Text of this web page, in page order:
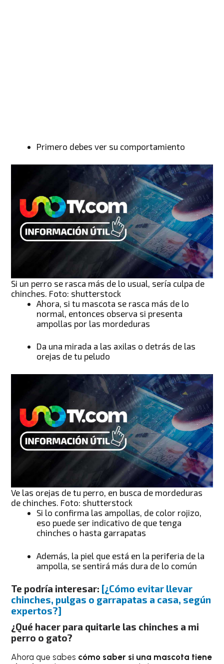
Primero debes ver su comportamiento
Si un perro se rasca más de lo usual, sería culpa de
chinches. Foto: shutterstock
Ahora, si tu mascota se rasca más de lo
normal, entonces observa si presenta
ampollas por las mordeduras
Da una mirada a las axilas o detrás de las
orejas de tu peludo
Ve las orejas de tu perro, en busca de mordeduras
de chinches. Foto: shutterstock
Si lo confirma las ampollas, de color rojizo,
eso puede ser indicativo de que tenga
chinches o hasta garrapatas
Además, la piel que está en la periferia de la
ampolla, se sentirá más dura de lo común
Te podría interesar: [¿Cómo evitar llevar
chinches, pulgas o garrapatas a casa, según
expertos?]
¿Qué hacer para quitarle las chinches a mi
perro o gato?
Ahora que sabes cómo saber si una mascota tiene